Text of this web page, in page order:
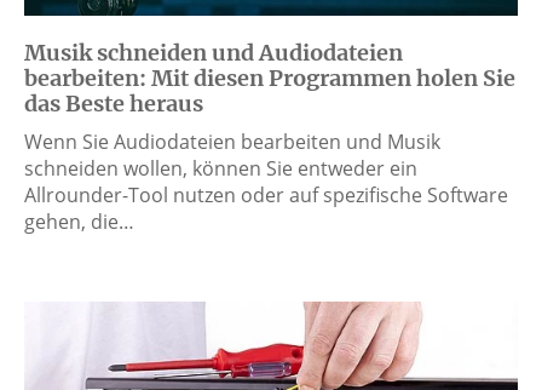
Musik schneiden und Audiodateien
bearbeiten: Mit diesen Programmen holen Sie
das Beste heraus
Wenn Sie Audiodateien bearbeiten und Musik
schneiden wollen, können Sie entweder ein
Allrounder-Tool nutzen oder auf spezifische Software
gehen, die…